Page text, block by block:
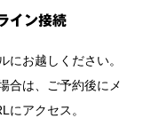
イン接続
にお越しください。
合は、ご予約後にメ
にアクセス。